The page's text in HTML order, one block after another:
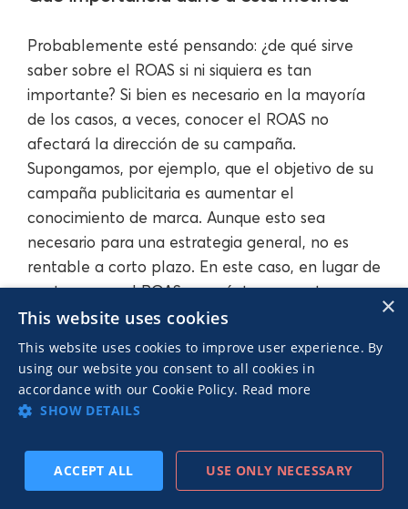
Probablemente esté pensando: ¿de qué sirve
saber sobre el ROAS si ni siquiera es tan
importante? Si bien es necesario en la mayoría
de los casos, a veces, conocer el ROAS no
afectará la dirección de su campaña.
Supongamos, por ejemplo, que el objetivo de su
campaña publicitaria es aumentar el
conocimiento de marca. Aunque esto sea
necesario para una estrategia general, no es
rentable a corto plazo. En este caso, en lugar de
centrarse en el ROAS, concéntrese en otros
aspectos más relevantes, como las tasas de
interacción. No será adecuado para todas las
situaciones, ¡y eso está bien!
medida de éxito y base para la
elaboración de estrategias
×
This website uses cookies
This website uses cookies to improve user experience. By
using our website you consent to all cookies in
accordance with our Cookie Policy. Read more
SHOW DETAILS
ACCEPT ALL USE ONLY NECESSARY